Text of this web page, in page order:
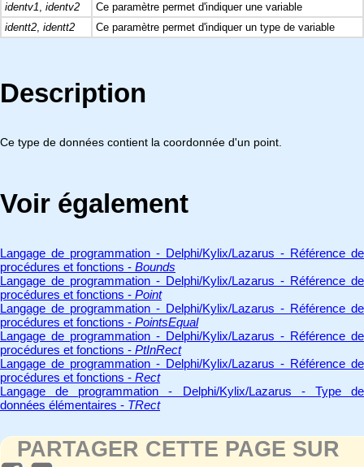
identv1, identv2
Ce paramètre permet d'indiquer une variable
identt2, identt2 Ce paramètre permet d'indiquer un type de variable
Description
Ce type de données contient la coordonnée d'un point.
Voir également
Langage de programmation - Delphi/Kylix/Lazarus - Référence de
procédures et fonctions - Bounds
Langage de programmation - Delphi/Kylix/Lazarus - Référence de
procédures et fonctions - Point
Langage de programmation - Delphi/Kylix/Lazarus - Référence de
procédures et fonctions - PointsEqual
Langage de programmation - Delphi/Kylix/Lazarus - Référence de
procédures et fonctions - PtInRect
Langage de programmation - Delphi/Kylix/Lazarus - Référence de
procédures et fonctions - Rect
Langage de programmation - Delphi/Kylix/Lazarus - Type de
données élémentaires - TRect
PARTAGER CETTE PAGE SUR